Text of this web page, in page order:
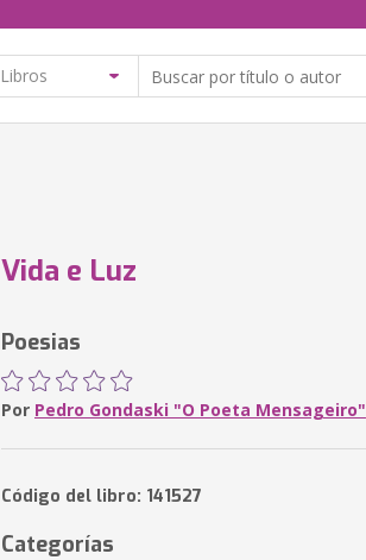
Vida e Luz
Poesias
Por Pedro Gondaski "O Poeta Mensageiro"
Código del libro: 141527
Categorías